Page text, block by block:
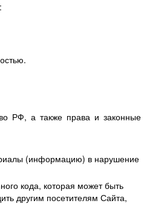
РФ, а также права и законные
(информацию) в нарушение
кода, которая может быть
другим посетителям Сайта,